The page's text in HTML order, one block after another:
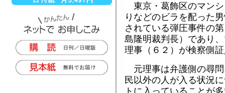
東京・葛飾区のマン
りなどのビラを配った
されている弾圧事件の
島隆明裁判長）であり
理事（６２）が検察側
元理事は弁護側の尋
民以外の人が入る状況
トに入っていることが